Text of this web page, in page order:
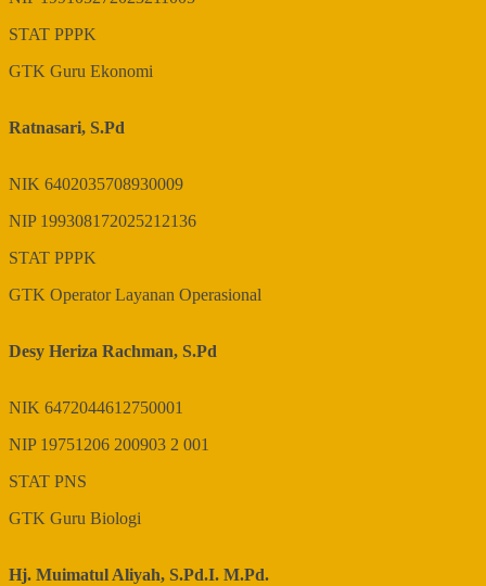
STAT PPPK
GTK Guru Ekonomi
Ratnasari, S.Pd
NIK 6402035708930009
NIP 199308172025212136
STAT PPPK
GTK Operator Layanan Operasional
Desy Heriza Rachman, S.Pd
NIK 6472044612750001
NIP 19751206 200903 2 001
STAT PNS
GTK Guru Biologi
Hj. Muimatul Aliyah, S.Pd.I. M.Pd.